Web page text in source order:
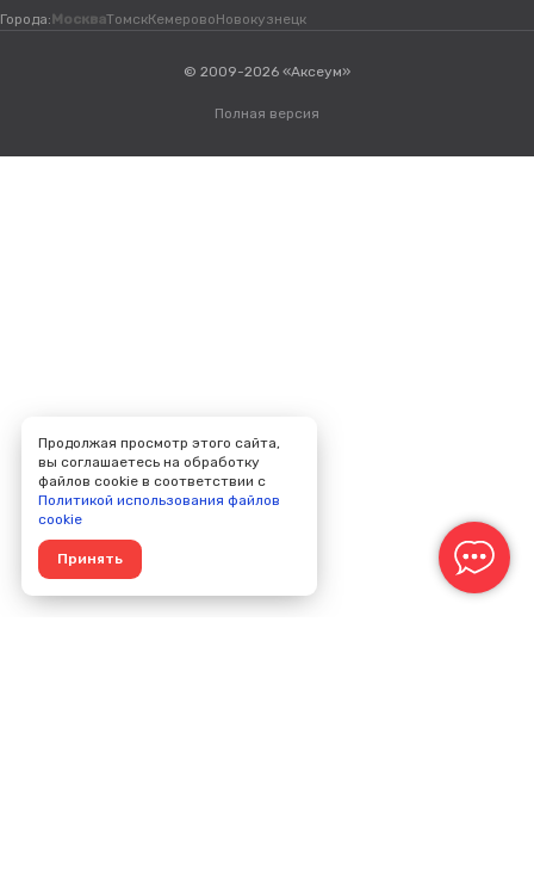
Города: МоскваТомскКемеровоНовокузнецк
© 2009-2026 «Аксеум»
Полная версия
Продолжая просмотр этого сайта,
вы соглашаетесь на обработку
файлов cookie в соответствии с
Политикой использования файлов
cookie
Принять